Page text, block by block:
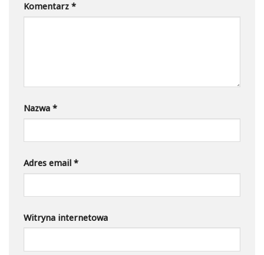
Komentarz *
Nazwa *
Adres email *
Witryna internetowa